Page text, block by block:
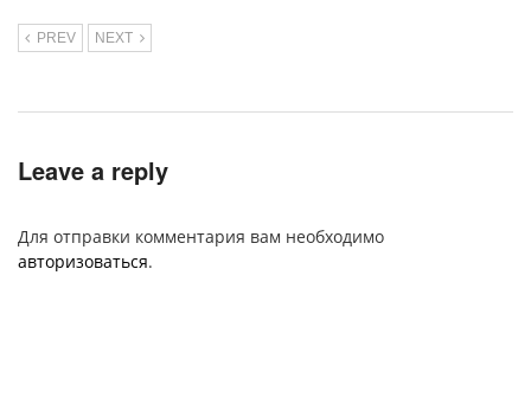
PREV NEXT
Leave a reply
Для отправки комментария вам необходимо
авторизоваться.